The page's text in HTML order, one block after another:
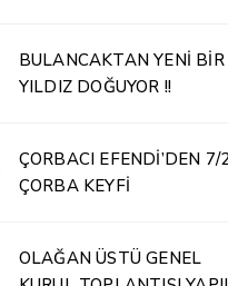
BULANCAKTAN YENİ BİR
YILDIZ DOĞUYOR !!
ÇORBACI EFENDİ’DEN 7/
ÇORBA KEYFİ
OLAĞAN ÜSTÜ GENEL